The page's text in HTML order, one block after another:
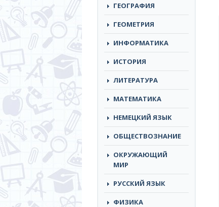
ГЕОГРАФИЯ
ГЕОМЕТРИЯ
ИНФОРМАТИКА
ИСТОРИЯ
ЛИТЕРАТУРА
МАТЕМАТИКА
НЕМЕЦКИЙ ЯЗЫК
ОБЩЕСТВОЗНАНИЕ
ОКРУЖАЮЩИЙ
МИР
РУССКИЙ ЯЗЫК
ФИЗИКА